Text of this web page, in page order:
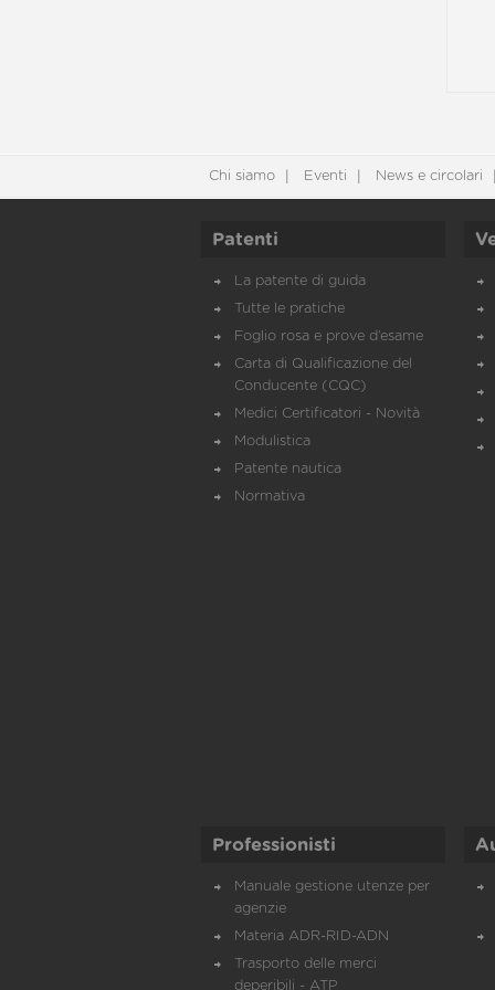
Chi siamo Eventi News e circolari
Patenti
La patente di guida
Tutte le pratiche
Foglio rosa e prove d’esame
Carta di Qualificazione del
Conducente (CQC)
Medici Certificatori - Novità
Modulistica
Patente nautica
Normativa
Professionisti
Manuale gestione utenze per
agenzie
Materia ADR-RID-ADN
Trasporto delle merci
deperibili - ATP